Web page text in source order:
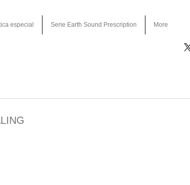
especial Serie Earth Sound Prescription More